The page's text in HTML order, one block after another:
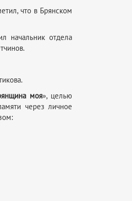
что в Брянском
начальник отдела
моя», целью
через личное